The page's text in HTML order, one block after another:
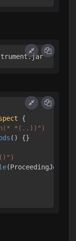
{
*(..))")
() {}